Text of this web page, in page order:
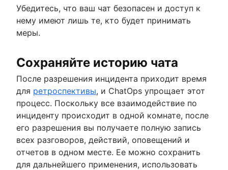
Убедитесь, что ваш чат безопасен и доступ к
нему имеют лишь те, кто будет принимать
меры.
Сохраняйте историю чата
После разрешения инцидента приходит время
для ретроспективы, и ChatOps упрощает этот
процесс. Поскольку все взаимодействие по
инциденту происходит в одной комнате, после
его разрешения вы получаете полную запись
всех разговоров, действий, оповещений и
отчетов в одном месте. Ее можно сохранить
для дальнейшего применения, использовать